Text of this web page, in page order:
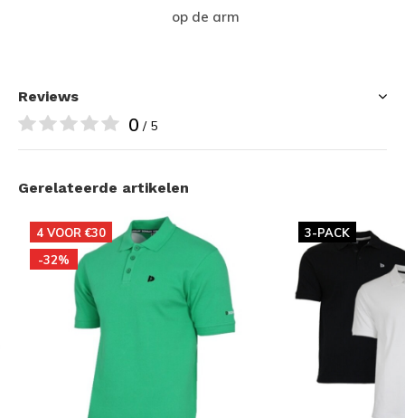
op de arm
Reviews
0 / 5
Gerelateerde artikelen
4 VOOR €30
-32%
3-PACK